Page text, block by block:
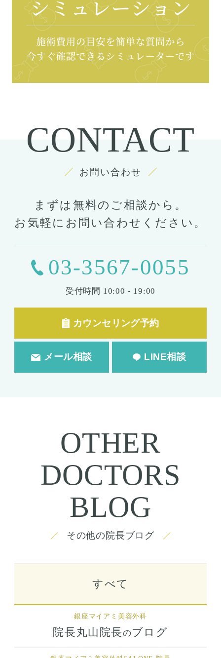
CONTACT
お問い合わせ
まずは無料のご相談から。
お気軽にお問い合わせください。
03-3567-0055
受付時間 10:00 - 19:00
カウンセリング予約
メール相談 LINE相談
OTHER
DOCTORS
BLOG
その他の院長ブログ
すべて
銀座マイアミ美容外科
院長丸山院長のブログ